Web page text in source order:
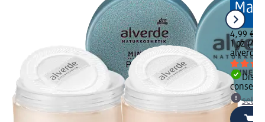
4,99 €
1 pz
alverde